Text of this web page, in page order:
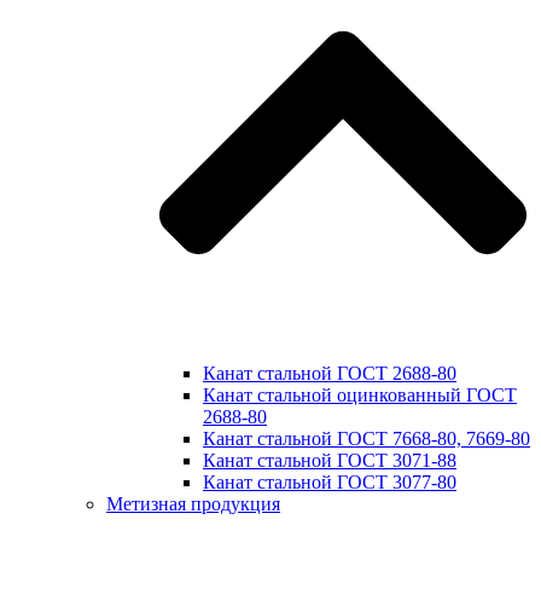
Канат стальной ГОСТ 2688-80
Канат стальной оцинкованный ГОСТ
2688-80
Канат стальной ГОСТ 7668-80, 7669-80
Канат стальной ГОСТ 3071-88
Канат стальной ГОСТ 3077-80
Метизная продукция